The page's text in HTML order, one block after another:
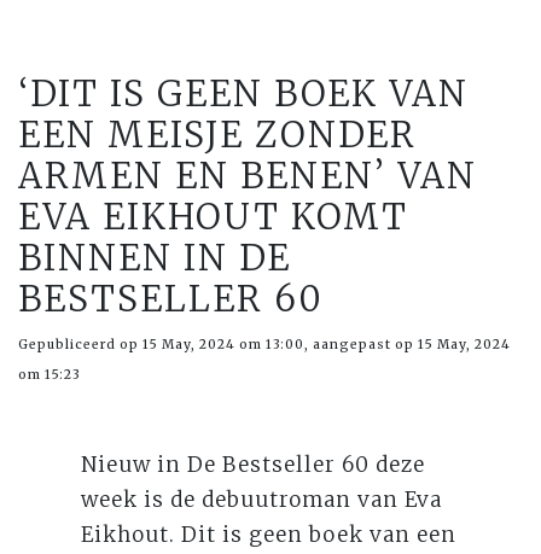
‘DIT IS GEEN BOEK VAN
EEN MEISJE ZONDER
ARMEN EN BENEN’ VAN
EVA EIKHOUT KOMT
BINNEN IN DE
BESTSELLER 60
Gepubliceerd op 15 May, 2024 om 13:00, aangepast op 15 May, 2024
om 15:23
Nieuw in De Bestseller 60 deze
week is de debuutroman van Eva
Eikhout. Dit is geen boek van een